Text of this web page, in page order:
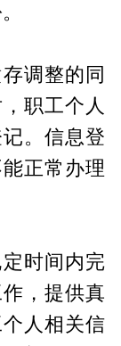
调整的同
职工个人
。信息登
正常办理
时间内完
，提供真
人相关信